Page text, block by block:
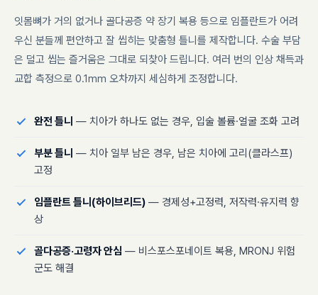
잇몸뼈가 거의 없거나 골다공증 약 장기 복용 등으로 임플란트가 어려
우신 분들께 편안하고 잘 씹히는 맞춤형 틀니를 제작합니다. 수술 부담
은 덜고 씹는 즐거움은 그대로 되찾아 드립니다. 여러 번의 인상 채득과
교합 측정으로 0.1mm 오차까지 세심하게 조정합니다.
완전 틀니 — 치아가 하나도 없는 경우, 입술 볼륨·얼굴 조화 고려
부분 틀니 — 치아 일부 남은 경우, 남은 치아에 고리(클라스프)
고정
임플란트 틀니(하이브리드) — 경제성+고정력, 저작력·유지력 향
상
골다공증·고령자 안심 — 비스포스포네이트 복용, MRONJ 위험
군도 해결